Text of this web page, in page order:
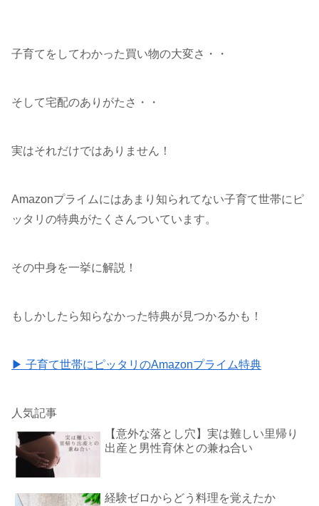
子育てをしてわかった買い物の大変さ・・
そして宅配のありがたさ・・
実はそれだけではありません！
Amazonプライムにはあまり知られてない子育て世帯にピ
ッタリの特典がたくさんついています。
その中身を一挙に解説！
もしかしたら知らなかった特典が見つかるかも！
▶ 子育て世帯にピッタリのAmazonプライム特典
人気記事
【意外な落とし穴】実は難しい里帰り
出産と男性育休との兼ね合い
経験ゼロからどう料理を覚えたか